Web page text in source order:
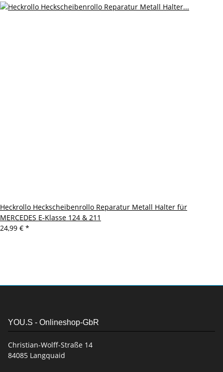
Heckrollo Heckscheibenrollo Reparatur Metall Halter für
MERCEDES E-Klasse 124 & 211
24,99 € *
YOU.S - Onlineshop-GbR
Christian-Wolff-Straße 14
84085 Langquaid